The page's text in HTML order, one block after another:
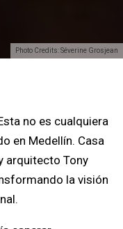
Photo Credits: Séverine Grosjean
no es cualquiera
en Medellín. Casa
arquitecto Tony
la visión